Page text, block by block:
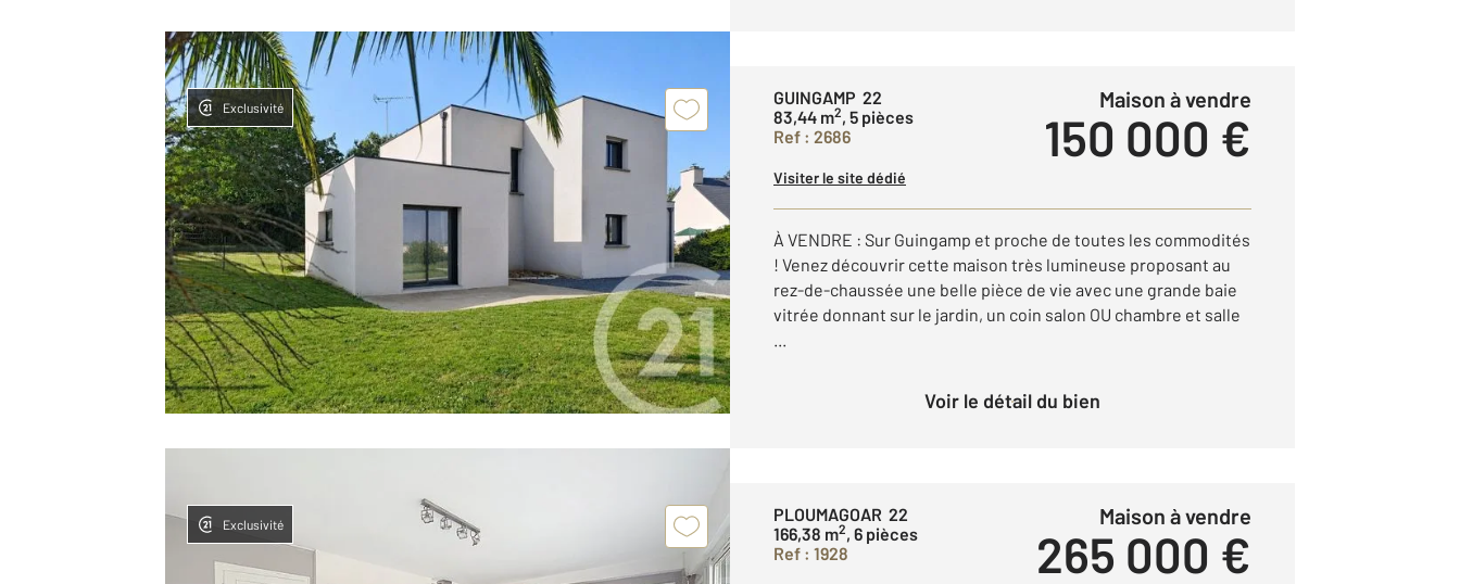
Exclusivité
GUINGAMP 22
83,44 m2, 5 pièces
Ref : 2686
Maison à vendre
150 000 €
Visiter le site dédié
À VENDRE : Sur Guingamp et proche de toutes les commodités
! Venez découvrir cette maison très lumineuse proposant au
rez-de-chaussée une belle pièce de vie avec une grande baie
vitrée donnant sur le jardin, un coin salon OU chambre et salle
...
Voir le détail du bien
Exclusivité
PLOUMAGOAR 22
166,38 m2, 6 pièces
Ref : 1928
Maison à vendre
265 000 €